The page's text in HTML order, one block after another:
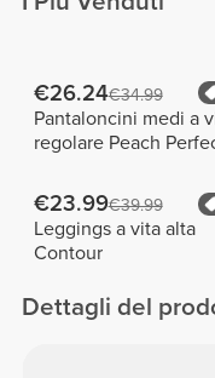
€26.24€34.99
Pantaloncini medi a
regolare Peach
€23.99€39.99
Leggings a vita alta
Contour
Dettagli del